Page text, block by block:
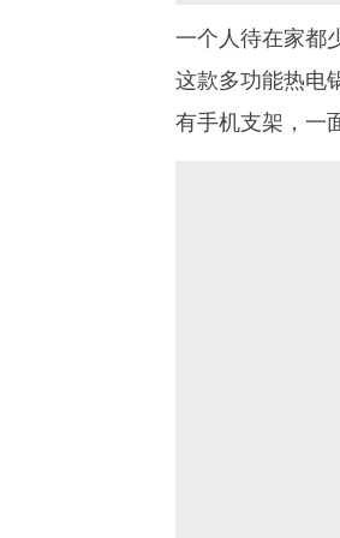
一个人待在家都
这款多功能热电
有手机支架，一